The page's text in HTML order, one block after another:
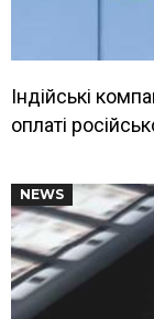
Індійські
оплаті
NEWS